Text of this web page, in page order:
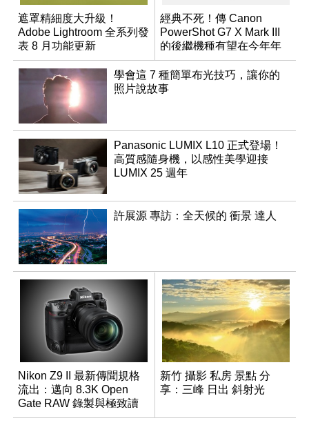
遮罩精細度大升級！
Adobe Lightroom 全系列發
表 8 月功能更新
經典不死！傳 Canon
PowerShot G7 X Mark III
的後繼機種有望在今年年
底前推出？
學會這 7 種簡單布光技巧，讓你的
照片說故事
Panasonic LUMIX L10 正式登場！
高質感隨身機，以感性美學迎接
LUMIX 25 週年
許展源 專訪：全天候的 衝景 達人
Nikon Z9 II 最新傳聞規格
流出：邁向 8.3K Open
Gate RAW 錄製與極致讀
取速度
新竹 攝影 私房 景點 分
享：三峰 日出 斜射光